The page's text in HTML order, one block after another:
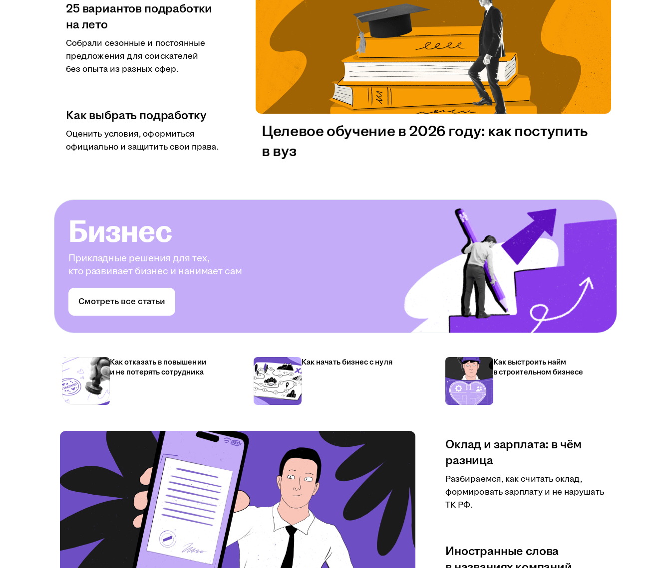
25 вариантов подработки
на лето
Собрали сезонные и постоянные
предложения для соискателей
без опыта из разных сфер.
Как выбрать подработку
Оценить условия, оформиться
официально и защитить свои права.
Целевое обучение в 2026 году: как поступить
в вуз
Бизнес
Прикладные решения для тех,
кто развивает бизнес и нанимает сам
Смотреть все статьи
Как отказать в повышении
и не потерять сотрудника
Как начать бизнес с нуля
Как выстроить найм
в строительном бизнесе
Оклад и зарплата: в чём
разница
Разбираемся, как считать оклад,
формировать зарплату и не нарушать
ТК РФ.
Иностранные слова